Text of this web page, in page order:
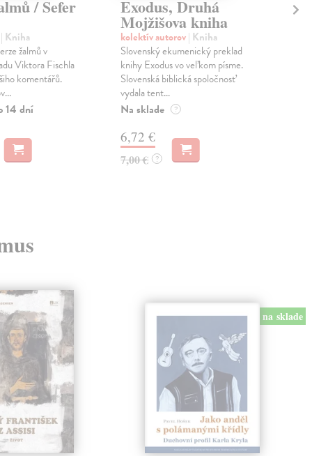
/ Sefer
| Kniha
žalmů v
Viktora Fischla
komentářů.
14 dní
Exodus, Druhá
Mojžišova kniha
kolektív autorov| Kniha
Slovenský ekumenický preklad
knihy Exodus vo veľkom písme.
Slovenská biblická spoločnosť
vydala tent...
Na sklade ?
6,72 €
7,00 € ?
na sklade